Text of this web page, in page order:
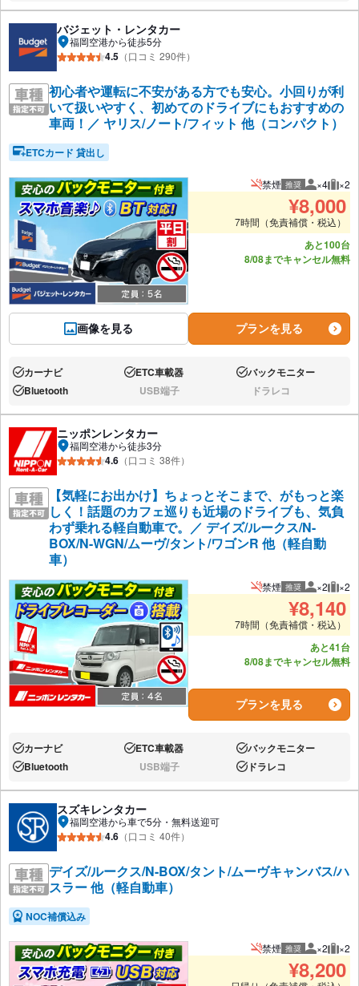
バジェット・レンタカー
福岡空港から徒歩5分
4.5 （口コミ 290件）
初心者や運転に不安がある方でも安心。小回りが利
いて扱いやすく、初めてのドライブにもおすすめの
車両！／ ヤリス/ノート/フィット 他（コンパクト）
ETCカード 貸出し
画像を見る
禁煙 推奨 推奨人数
×4 推
×2
¥8,000
7時間（免責補償・税込）
あと100台
8/08までキャンセル無料
プランを見る
あり:カーナビ あり:ETC車載器 あり:バックモニター
あり:Bluetooth なし:USB端子 なし:ドラレコ
ニッポンレンタカー
福岡空港から徒歩3分
4.6 （口コミ 38件）
【気軽にお出かけ】ちょっとそこまで、がもっと楽
しく！話題のカフェ巡りも近場のドライブも、気負
わず乗れる軽自動車で。／ デイズ/ルークス/N-
BOX/N-WGN/ムーヴ/タント/ワゴンR 他（軽自動
車）
禁煙 推奨 推奨人数
×2 推
×2
¥8,140
7時間（免責補償・税込）
あと41台
8/08までキャンセル無料
プランを見る
あり:カーナビ あり:ETC車載器 あり:バックモニター
あり:Bluetooth なし:USB端子 あり:ドラレコ
スズキレンタカー
福岡空港から車で5分・無料送迎可
4.6 （口コミ 40件）
デイズ/ルークス/N-BOX/タント/ムーヴキャンバス/ハ
スラー 他（軽自動車）
NOC補償込み
禁煙 推奨 推奨人数
×2 推
×2
¥8,200